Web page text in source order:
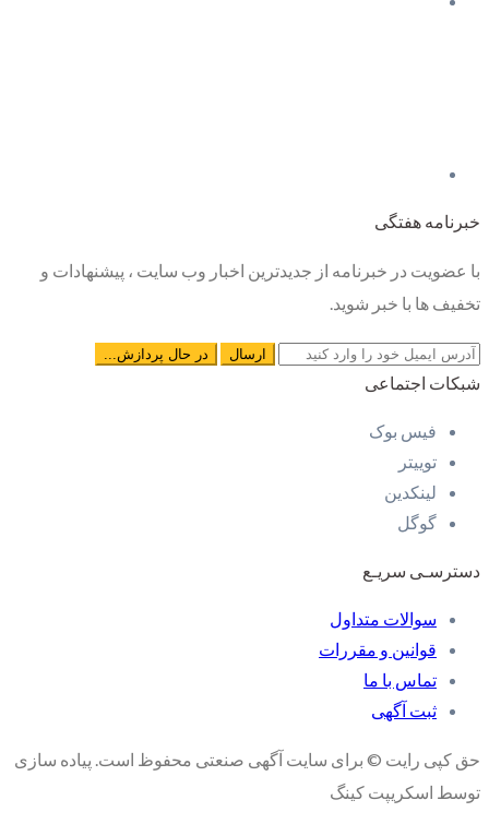
خبرنامه هفتگی
با عضویت در خبرنامه از جدیدترین اخبار وب سایت ، پیشنهادات و
تخفیف ها با خبر شوید.
شبکات اجتماعی
فیس بوک
توییتر
لینکدین
گوگل
دسترسـی سریـع
سوالات متداول
قوانین و مقررات
تماس با ما
ثبت آگهی
حق کپی رایت © برای سایت آگهی صنعتی محفوظ است. پیاده سازی
توسط اسکریپت کینگ